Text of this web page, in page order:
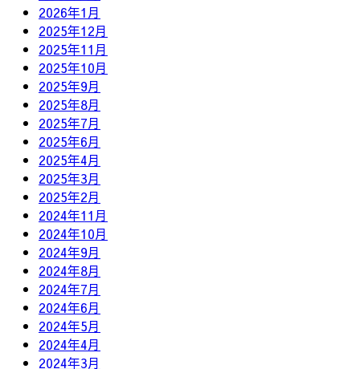
2026年1月
2025年12月
2025年11月
2025年10月
2025年9月
2025年8月
2025年7月
2025年6月
2025年4月
2025年3月
2025年2月
2024年11月
2024年10月
2024年9月
2024年8月
2024年7月
2024年6月
2024年5月
2024年4月
2024年3月